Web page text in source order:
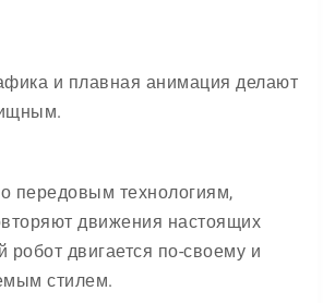
и плавная анимация делают
передовым технологиям,
движения настоящих
робот двигается по-своему и
стилем.